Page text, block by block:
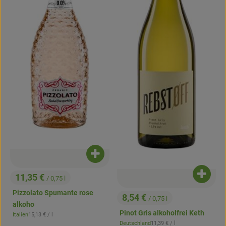
, Preis:
11,35 € / 0,75 l
Pizzolato Spumante rose
alkoho
, Herkunft:
Italien, Referenzpreis:
15,13 € / l
Produkt zum Warenkorb hinzufügen
, Preis:
8,54 € / 0,75 l
Pinot Gris alkoholfrei Keth
Deutschland, Referenzpreis:
11,39 € / l